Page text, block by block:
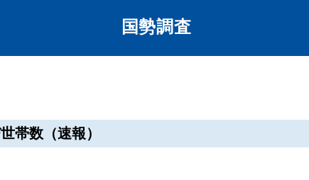
国勢調査
帯数（速報）